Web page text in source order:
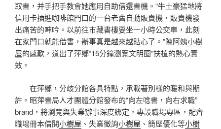
取書，并手把手教會她應用自助借還書機。“牛土豪猛地將
信用卡插進咖啡館門口的一台老舊自動販賣機，販賣機發
出痛苦的呻吟。以前往市藏書樓要坐一小時公交車，此刻
在家門口就能借書，辦事真是越來越貼心了。”陳阿姨小樹
屋的感歎，道出了萍鄉“15分鐘瀏覽文明圈”扶植的熱心實
效。
在萍鄉，分歧分館各具特點，承載著別樣的暖和與期
許。昭萍書局人才團體分館發布的“向左唸書，向右求職”
brand，將瀏覽與失業辦事深度綁定，專設職場專區，配齊
職場冊本借閱小樹屋 、失業徵詢小樹屋 、簡歷優化等小樹